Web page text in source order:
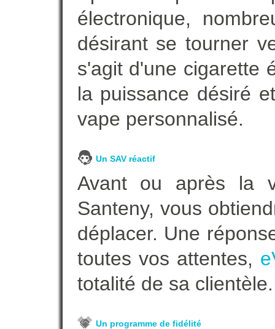
électronique,
désirant se tourner
s'agit d'une cigarette
la puissance désiré
vape personnalisé.
Un SAV réactif
Avant ou après la
Santeny, vous
déplacer. Une
toutes vos attentes,
totalité de sa clientèle.
Un programme de fidélité